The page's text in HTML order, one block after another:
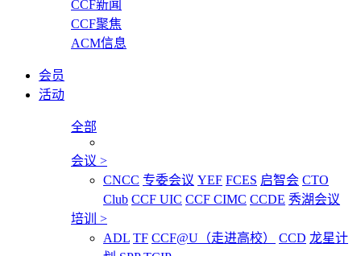
CCF新闻
CCF聚焦
ACM信息
会员
活动
全部
会议 >
CNCC 专委会议 YEF FCES 启智会 CTO
Club CCF UIC CCF CIMC CCDE 秀湖会议
培训 >
ADL TF CCF@U（走进高校） CCD 龙星计